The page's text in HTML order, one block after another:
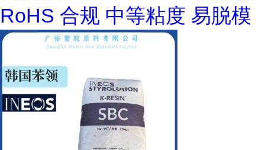
RoHS 合规 中等粘度 易脱模